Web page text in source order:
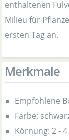
enthaltenen
Milieu für
ersten Tag an.
Merkmale
Empfohlene
Farbe:
Körnung: 2 -